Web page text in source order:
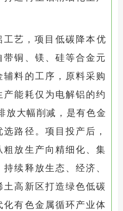
工艺，项目低碳降本优
铜、镁、硅等合金元
料的工序，原料采购
能耗仅为电解铝的约
放大幅削减，是有色金
路径。项目投产后，
放生产向精细化、集
续释放生态、经济、
高新区打造绿色低碳
化有色金属循环产业体